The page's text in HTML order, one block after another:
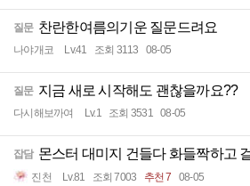
질문 찬란한여름의기운 질문드려요
나야개코 Lv.41 조회 3113 08-05
질문 지금 새로 시작해도 괜찮을까요??
다시해보까여 Lv.1 조회 3531 08-05
잡담 몬스터 대미지 건들다 화들짝하고
진천 Lv.81 조회 7003 추천 7 08-05